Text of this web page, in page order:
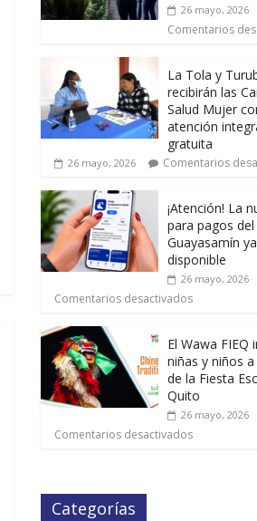
26 mayo, 2026
Comentarios
La Tola y
recibirán las
Salud Mujer
atención
gratuita
26 mayo, 2026 Comentarios
¡Atención! La
para pagos
Guayasamín
disponible
26 mayo, 2026
Comentarios desactivados
El Wawa FIEQ
niñas y niños
de la Fiesta
Quito
26 mayo, 2026
Comentarios desactivados
Categorías